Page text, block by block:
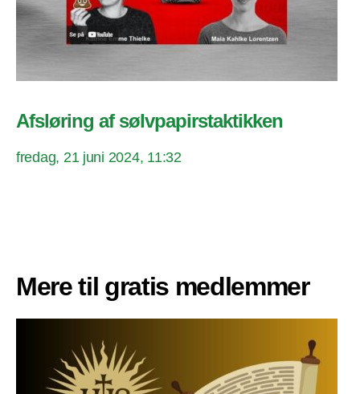
Afsløring af sølvpapirstaktikken
fredag, 21 juni 2024, 11:32
Mere til gratis medlemmer